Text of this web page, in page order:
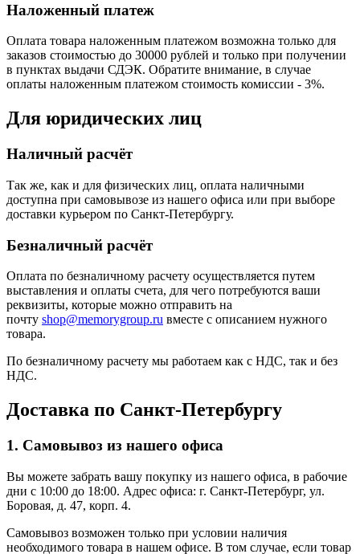
Наложенный платеж
Оплата товара наложенным платежом возможна только для
заказов стоимостью до 30000 рублей и только при получении
в пунктах выдачи СДЭК. Обратите внимание, в случае
оплаты наложенным платежом стоимость комиссии - 3%.
Для юридических лиц
Наличный расчёт
Так же, как и для физических лиц, оплата наличными
доступна при самовывозе из нашего офиса или при выборе
доставки курьером по Санкт-Петербургу.
Безналичный расчёт
Оплата по безналичному расчету осуществляется путем
выставления и оплаты счета, для чего потребуются ваши
реквизиты, которые можно отправить на
почту shop@memorygroup.ru вместе с описанием нужного
товара.
По безналичному расчету мы работаем как с НДС, так и без
НДС.
Доставка по Санкт-Петербургу
1. Самовывоз из нашего офиса
Вы можете забрать вашу покупку из нашего офиса, в рабочие
дни с 10:00 до 18:00. Адрес офиса: г. Санкт-Петербург, ул.
Боровая, д. 47, корп. 4.
Самовывоз возможен только при условии наличия
необходимого товара в нашем офисе. В том случае, если товар